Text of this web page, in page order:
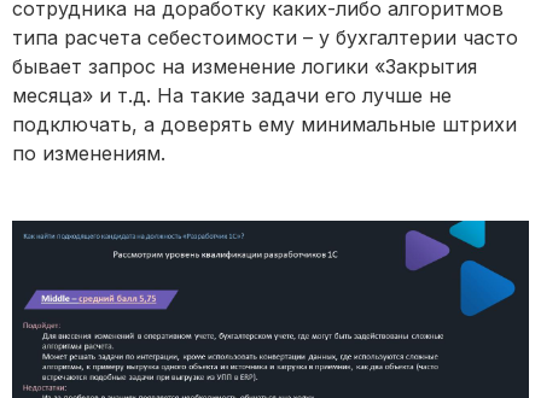
сотрудника на доработку каких-либо алгоритмов
типа расчета себестоимости – у бухгалтерии часто
бывает запрос на изменение логики «Закрытия
месяца» и т.д. На такие задачи его лучше не
подключать, а доверять ему минимальные штрихи
по изменениям.